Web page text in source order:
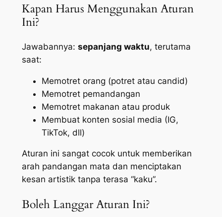
Kapan Harus Menggunakan Aturan
Ini?
Jawabannya: sepanjang waktu, terutama
saat:
Memotret orang (potret atau candid)
Memotret pemandangan
Memotret makanan atau produk
Membuat konten sosial media (IG,
TikTok, dll)
Aturan ini sangat cocok untuk memberikan
arah pandangan mata dan menciptakan
kesan artistik tanpa terasa “kaku”.
Boleh Langgar Aturan Ini?